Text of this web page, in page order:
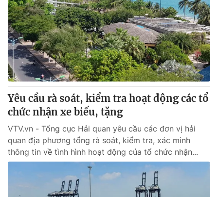
Yêu cầu rà soát, kiểm tra hoạt động các tổ
chức nhận xe biếu, tặng
VTV.vn - Tổng cục Hải quan yêu cầu các đơn vị hải
quan địa phương tổng rà soát, kiểm tra, xác minh
thông tin về tình hình hoạt động của tổ chức nhận...